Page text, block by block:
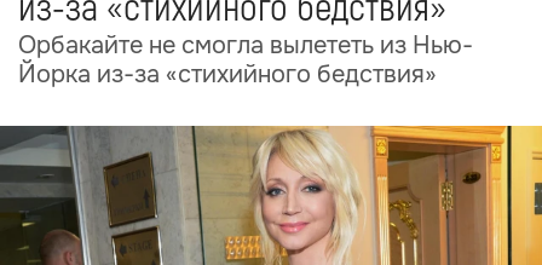
Орбакайте не смогла вылететь из Нью-
Йорка из-за «стихийного бедствия»